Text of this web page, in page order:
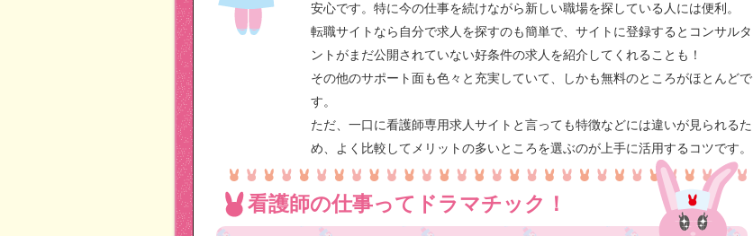
安心です。特に今の仕事を続けながら新しい職場を探している人には便利。
転職サイトなら自分で求人を探すのも簡単で、サイトに登録するとコンサルタ
ントがまだ公開されていない好条件の求人を紹介してくれることも！
その他のサポート面も色々と充実していて、しかも無料のところがほとんどで
す。
ただ、一口に看護師専用求人サイトと言っても特徴などには違いが見られるた
め、よく比較してメリットの多いところを選ぶのが上手に活用するコツです。
看護師の仕事ってドラマチック！